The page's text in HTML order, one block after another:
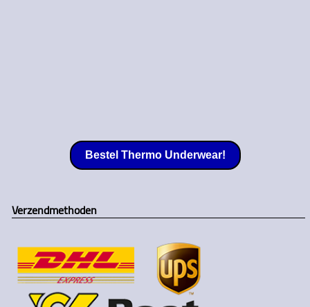
Bestel Thermo Underwear!
Verzendmethoden